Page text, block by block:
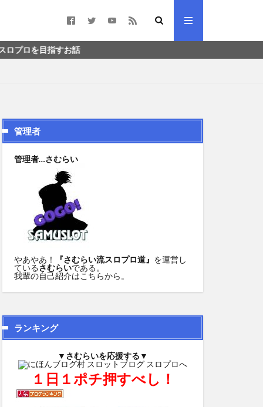
お話
管理者
管理者…さむらい
やあやあ！ 『さむらい流スロプロ道』 を運営し
ているさむらいである。
我輩の自己紹介はこちらから。
ランキング
▼さむらいを応援する▼
１日１ポチ押すべし！